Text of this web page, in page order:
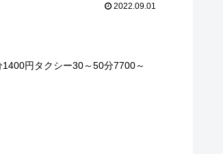
2022.09.01
円タクシー30～50分7700～